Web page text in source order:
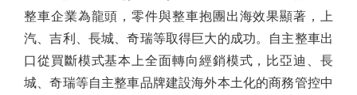
整車企業為龍頭，零件與整車抱團出海效果顯著，上
汽、吉利、長城、奇瑞等取得巨大的成功。自主整車出
口從買斷模式基本上全面轉向經銷模式，比亞迪、長
城、奇瑞等自主整車品牌建設海外本土化的商務管控中